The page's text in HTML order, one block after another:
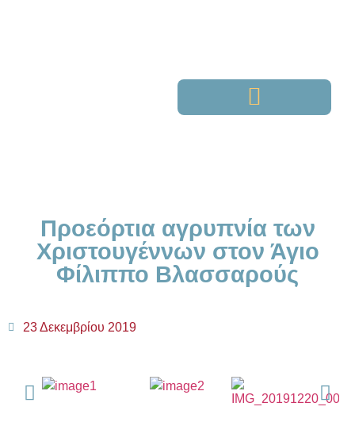
Προεόρτια αγρυπνία των
Χριστουγέννων στον Άγιο
Φίλιππο Βλασσαρούς
23 Δεκεμβρίου 2019